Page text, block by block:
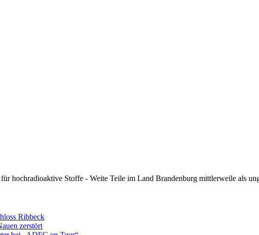
hochradioaktive Stoffe - Weite Teile im Land Brandenburg mittlerweile als
Ribbeck
zerstört